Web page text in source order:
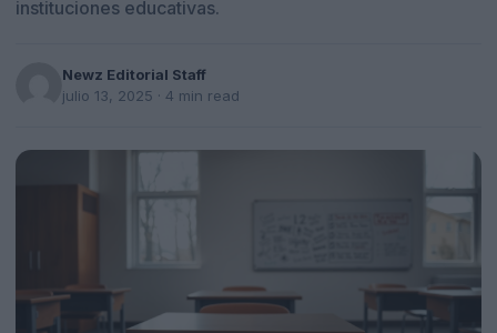
instituciones educativas.
Newz Editorial Staff
julio 13, 2025 · 4 min read